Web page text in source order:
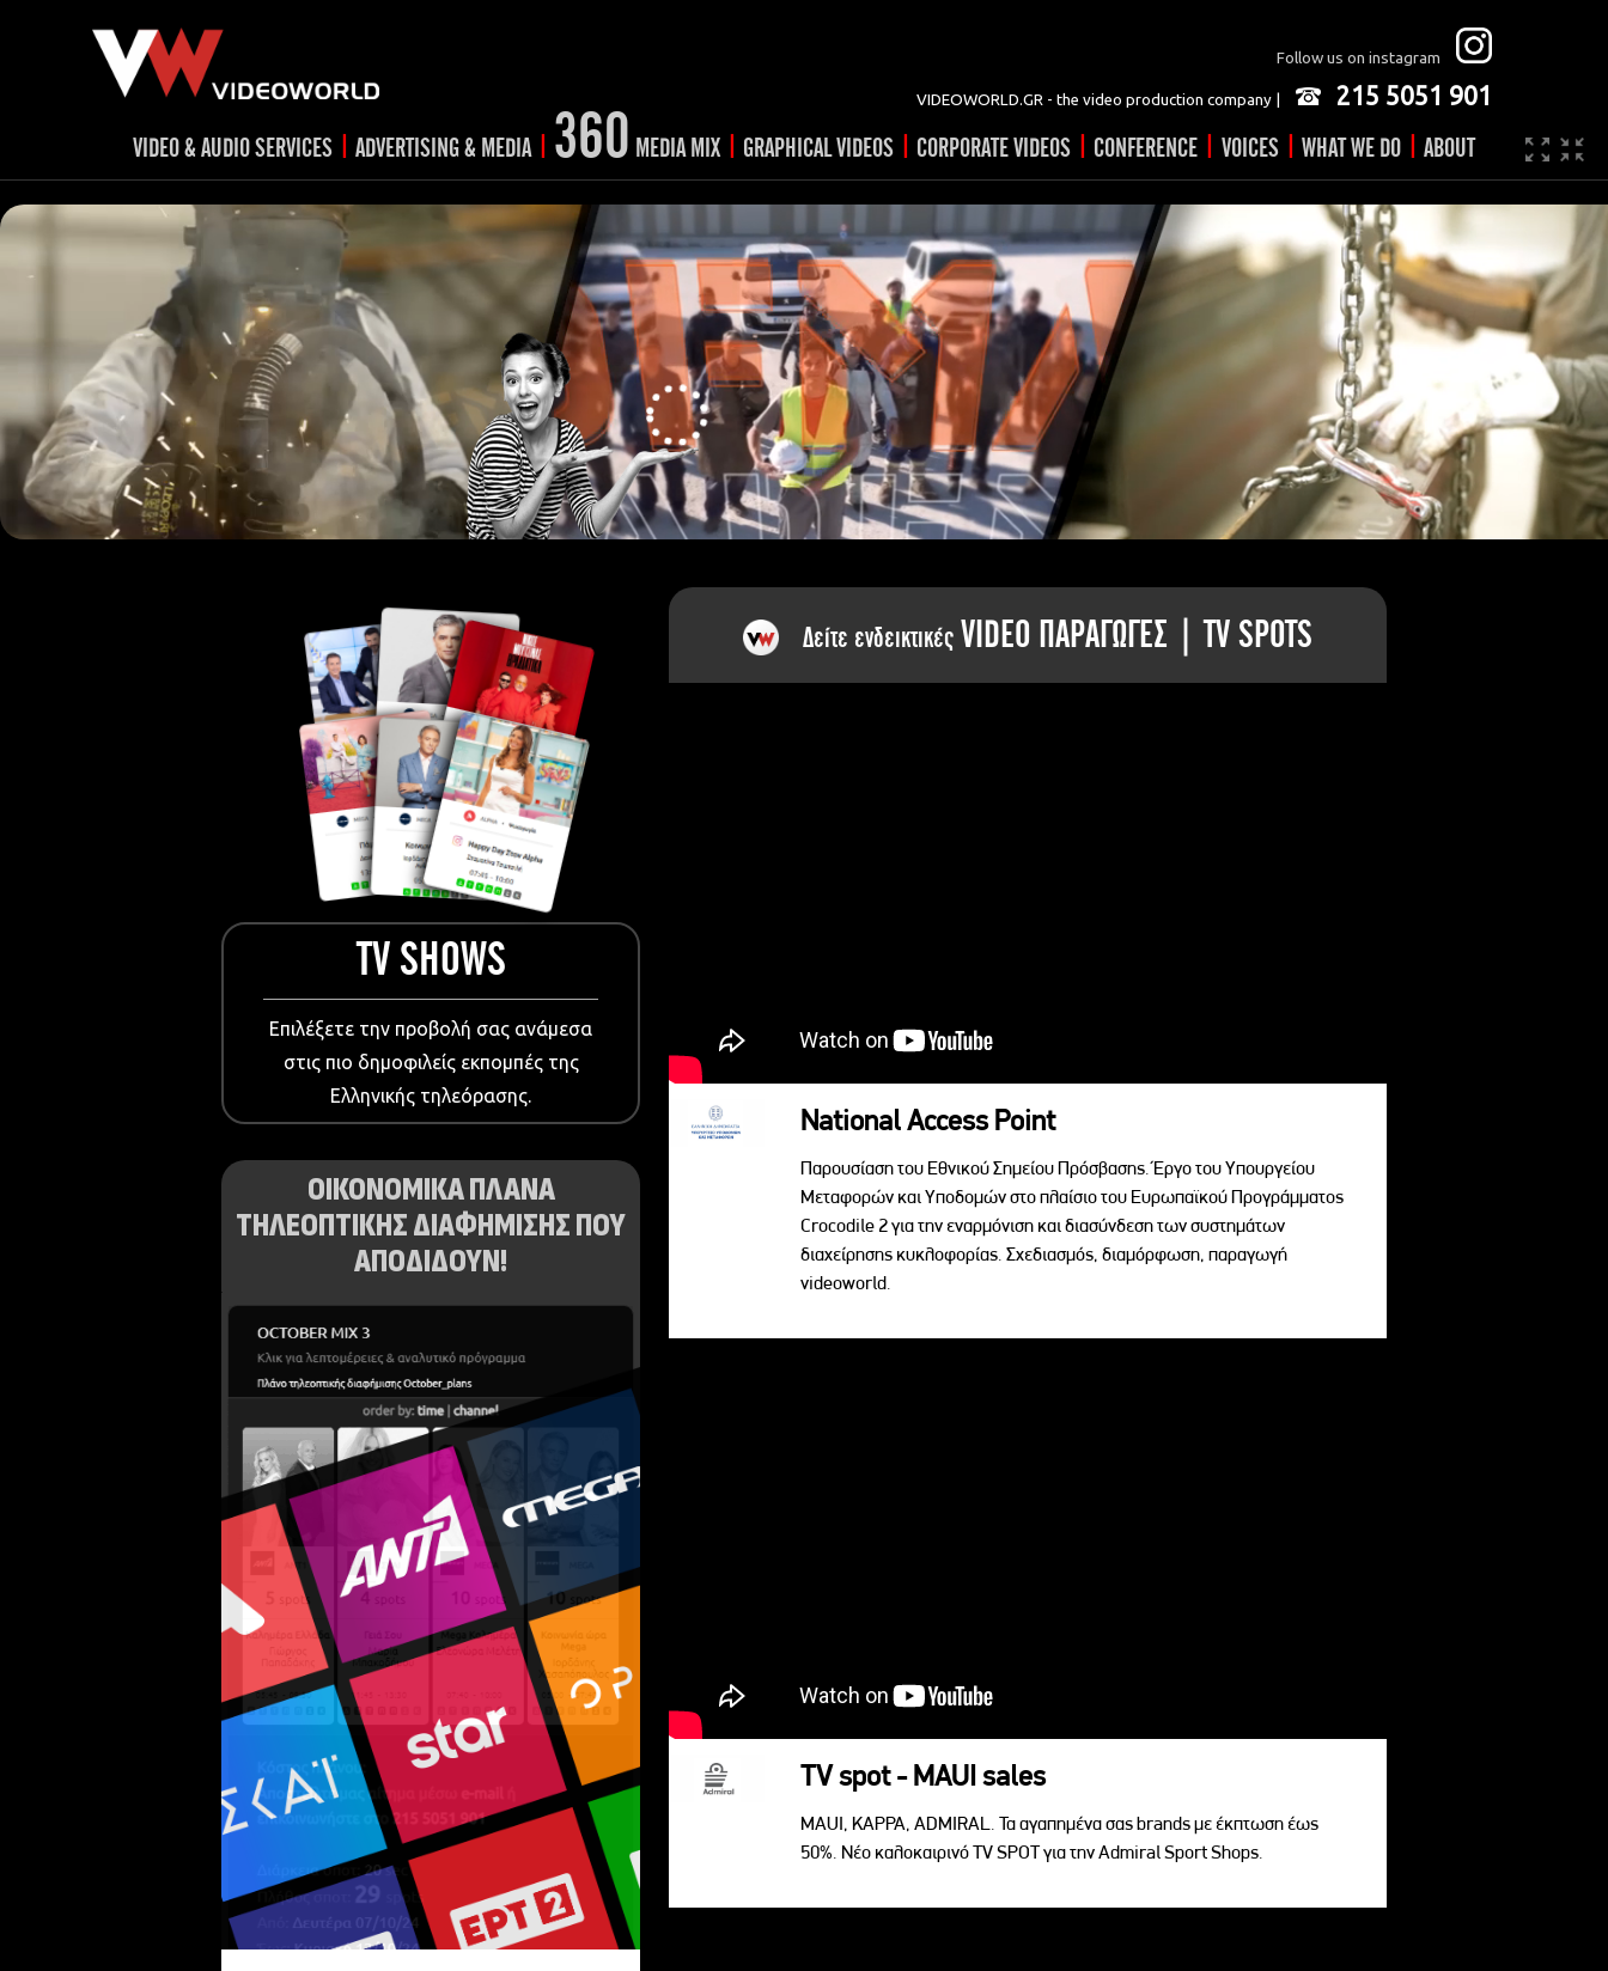
Follow us on instagram
VIDEOWORLD.GR - the video production company | 215 5051 901
VIDEO & AUDIO SERVICES
TV spots
RADIO spots
Post production
Corporate videos
Trailer & Σήματα εκπομπών
Cultural videos
video applications for museums,
archeological sites & exhibitions
Product presentations
Documentary
Events & Conference
Dissemination material
Medical & Pharmaceutical
VIDEO Projections
Kids content
| ADVERTISING & MEDIA
RADIOadvertising
TVadvertising
Social Media video shorts
Creative Prints
Outdoor advertising
Media planning & mix
Visual material
European Media
| 360 MEDIA MIX | GRAPHICAL VIDEOS | CORPORATE VIDEOS | CONFERENCE | VOICES | WHAT WE DO | ABOUT
Company
JOBS
Video made easy
Contact
TV SHOWS
Επιλέξετε την προβολή σας ανάμεσα
στις πιο δημοφιλείς εκπομπές της
Ελληνικής τηλεόρασης.
ΟΙΚΟΝΟΜΙΚΑ ΠΛΑΝΑ
ΤΗΛΕΟΠΤΙΚΗΣ ΔΙΑΦΗΜΙΣΗΣ ΠΟΥ
ΑΠΟΔΙΔΟΥΝ!
Δείτε ενδεικτικές VIDEO ΠΑΡΑΓΩΓΕΣ | TV SPOTS
National Access Point
Παρουσίαση του Εθνικού Σημείου Πρόσβασης. Έργο του Υπουργείου
Μεταφορών και Υποδομών στο πλαίσιο του Ευρωπαϊκού Προγράμματος
Crocodile 2 για την εναρμόνιση και διασύνδεση των συστημάτων
διαχείρησης κυκλοφορίας. Σχεδιασμός, διαμόρφωση, παραγωγή
videoworld.
TV spot - MAUI sales
MAUI, KAPPA, ADMIRAL. Τα αγαπημένα σας brands με έκπτωση έως
50%. Νέο καλοκαιρινό TV SPOT για την Admiral Sport Shops.